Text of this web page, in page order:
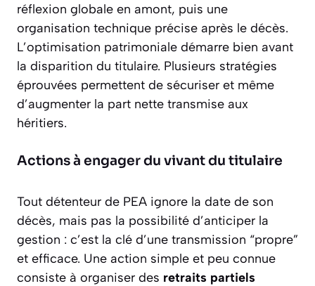
réflexion globale en amont, puis une
organisation technique précise après le décès.
L’optimisation patrimoniale démarre bien avant
la disparition du titulaire. Plusieurs stratégies
éprouvées permettent de sécuriser et même
d’augmenter la part nette transmise aux
héritiers.
Actions à engager du vivant du titulaire
Tout détenteur de PEA ignore la date de son
décès, mais pas la possibilité d’anticiper la
gestion : c’est la clé d’une transmission “propre”
et efficace. Une action simple et peu connue
consiste à organiser des retraits partiels